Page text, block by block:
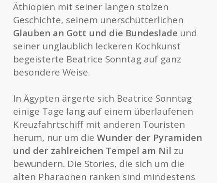
Äthiopien mit seiner langen stolzen
Geschichte, seinem unerschütterlichen
Glauben an Gott und die Bundeslade und
seiner unglaublich leckeren Kochkunst
begeisterte Beatrice Sonntag auf ganz
besondere Weise.
In Ägypten ärgerte sich Beatrice Sonntag
einige Tage lang auf einem überlaufenen
Kreuzfahrtschiff mit anderen Touristen
herum, nur um die Wunder der Pyramiden
und der zahlreichen Tempel am Nil zu
bewundern. Die Stories, die sich um die
alten Pharaonen ranken sind mindestens